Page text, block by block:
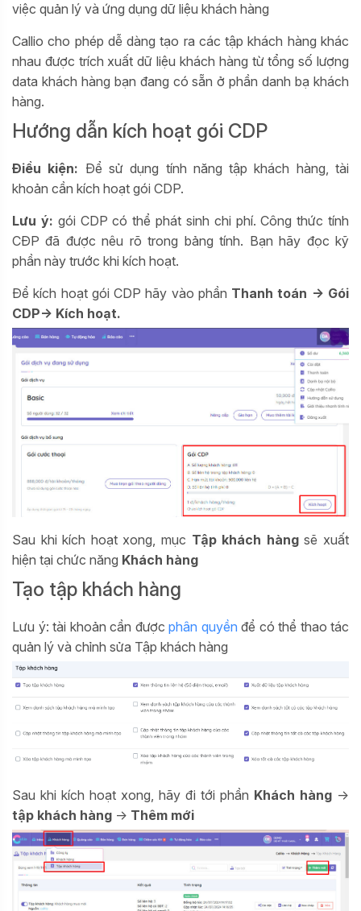
việc quản lý và ứng dụng dữ liệu khách hàng
Callio cho phép dễ dàng tạo ra các tập khách hàng khác
nhau được trích xuất dữ liệu khách hàng từ tổng số lượng
data khách hàng bạn đang có sẵn ở phần danh bạ khách
hàng.
Hướng dẫn kích hoạt gói CDP
Điều kiện: Để sử dụng tính năng tập khách hàng, tài
khoản cần kích hoạt gói CDP.
Lưu ý: gói CDP có thể phát sinh chi phí. Công thức tính
CĐP đã được nêu rõ trong bảng tính. Bạn hãy đọc kỹ
phần này trước khi kích hoạt.
Để kích hoạt gói CDP hãy vào phần Thanh toán -> Gói
CDP-> Kích hoạt.
Sau khi kích hoạt xong, mục Tập khách hàngsẽ xuất
hiện tại chức năng Khách hàng
Tạo tập khách hàng
Lưu ý: tài khoản cần được phân quyền để có thể thao tác
quản lý và chỉnh sửa Tập khách hàng
Sau khi kích hoạt xong, hãy đi tới phần Khách hàng ->
tập khách hàng -> Thêm mới